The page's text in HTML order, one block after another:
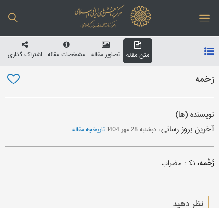
متن مقاله تصاویر مقاله مشخصات مقاله اشتراک گذاری
زخمه
نویسنده (ها):
آخرین بروز رسانی: دوشنبه 28 مهر 1404 تاریخچه مقاله
زَخْمه، نک‍ : مضراب.
نظر دهید